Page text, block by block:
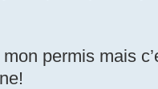
permis mais